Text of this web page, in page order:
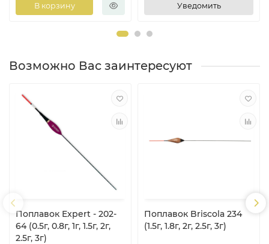
В корзину Уведомить
Возможно Вас заинтересуют
Поплавок Expert - 202-
64 (0.5г, 0.8г, 1г, 1.5г, 2г,
2.5г, 3г)
Поплавок Briscola 234
(1.5г, 1.8г, 2г, 2.5г, 3г)